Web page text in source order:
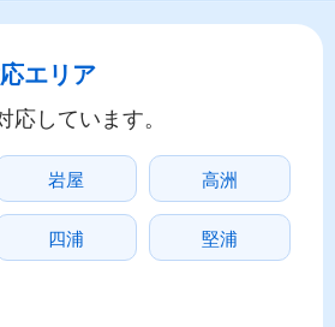
エリア
しています。
岩屋 高洲
四浦 堅浦